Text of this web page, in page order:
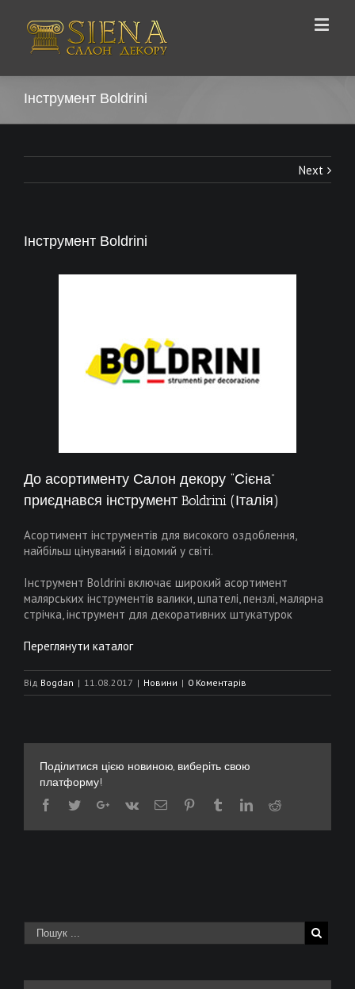
Інструмент Boldrini
Next
Інструмент Boldrini
До асортименту Салон декору “Сієна”
приєднався інструмент Boldrini (Італія)
Асортимент інструментів для високого оздоблення,
найбільш цінуваний і відомий у світі.
Інструмент Boldrini включає широкий асортимент
малярських інструментів валики, шпателі, пензлі, малярна
стрічка, інструмент для декоративних штукатурок
Переглянути каталог
Від Bogdan | 11.08.2017 | Новини | 0 Коментарів
Поділитися цією новиною, виберіть свою
платформу!